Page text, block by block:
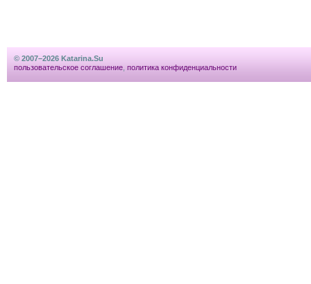
© 2007–2026 Katarina.Su
пользовательское соглашение политика конфиденциальности